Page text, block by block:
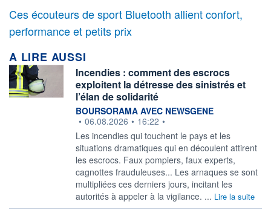
Ces écouteurs de sport Bluetooth allient confort,
performance et petits prix
A LIRE AUSSI
Incendies : comment des escrocs
exploitent la détresse des sinistrés et
l’élan de solidarité
information fournie par
BOURSORAMA AVEC NEWSGENE
• 06.08.2026 • 16:22 •
Les incendies qui touchent le pays et les
situations dramatiques qui en découlent attirent
les escrocs. Faux pompiers, faux experts,
cagnottes frauduleuses... Les arnaques se sont
multipliées ces derniers jours, incitant les
autorités à appeler à la vigilance. ... Lire la suite